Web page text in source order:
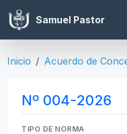
Samuel Pastor
Inicio Acuerdo de
Nº 004-2026
TIPO DE NORMA